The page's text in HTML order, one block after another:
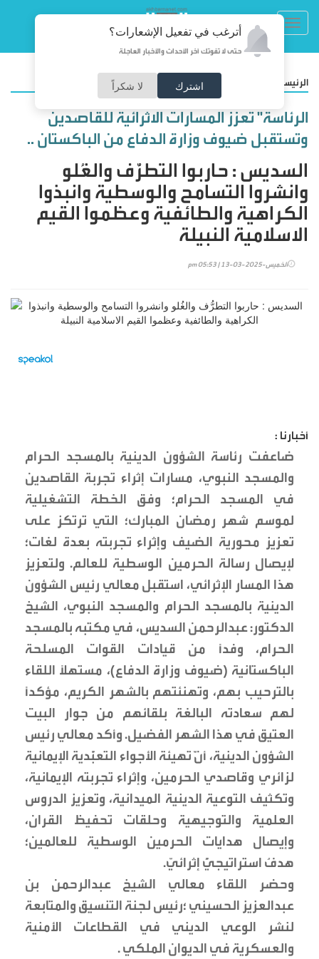
أترغب في تفعيل الإشعارات؟
حتى لا تفوتك آخر الأحداث والأخبار العاجلة
اشترك لا شكراً الرئيسية
الرئاسة" تعزز المسارات الاثرائية للقاصدين
وتستقبل ضيوف وزارة الدفاع من الباكستان ..
السديس : حاربوا التطرُّف والغُلو
وانشروا التسامح والوسطية وانبذوا
الكراهية والطائفية وعظموا القيم
الاسلامية النبيلة
الخميس-2025-03-13 | 05:53 pm
أخبارنا :
ضاعفت رئاسة الشؤون الدينية بالمسجد الحرام
والمسجد النبوي، مسارات إثراء تجربة القاصدين
في المسجد الحرام؛ وفق الخطة التشغيلية
لموسم شهر رمضان المبارك؛ التي ترتكز على
تعزيز محورية الضيف وإثراء تجربته بعدة لغات؛
لإيصال رسالة الحرمين الوسطية للعالم. ولتعزيز
هذا المسار الإثرائي، استقبل معالي رئيس الشؤون
الدينية بالمسجد الحرام والمسجد النبوي، الشيخ
الدكتور: عبدالرحمن السديس، في مكتبه بالمسجد
الحرام، وفدًا من قيادات القوات المسلحة
الباكستانية (ضيوف وزارة الدفاع)، مستهلًا اللقاء
بالترحيب بهم، وتهنئتهم بالشهر الكريم، مؤكدًا
لهم سعادته البالغة بلقائهم من جوار البيت
العتيق في هذا الشهر الفضيل. وأكد معالي رئيس
الشؤون الدينية، أنَّ تهيئة الأجواء التعبُّدية الإيمانية
لزائري وقاصدي الحرمين، وإثراء تجربته الإيمانية،
وتكثيف التوعية الدينية الميدانية، وتعزيز الدروس
العلمية والتوجيهية وحلقات تحفيظ القران،
وإيصال هدايات الحرمين الوسطية للعالمين؛
هدفٌ استراتيجيٌّ إثرائيّ.
وحضر اللقاء معالي الشيخ عبدالرحمن بن
عبدالعزيز الحسيني ؛رئيس لجنة التنسيق والمتابعة
لنشر الوعي الديني في القطاعات الأمنية
والعسكرية في الديوان الملكي .